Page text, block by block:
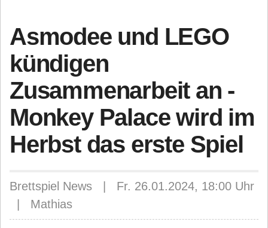
Asmodee und LEGO
kündigen
Zusammenarbeit an -
Monkey Palace wird im
Herbst das erste Spiel
Brettspiel News | Fr. 26.01.2024, 18:00 Uhr
| Mathias